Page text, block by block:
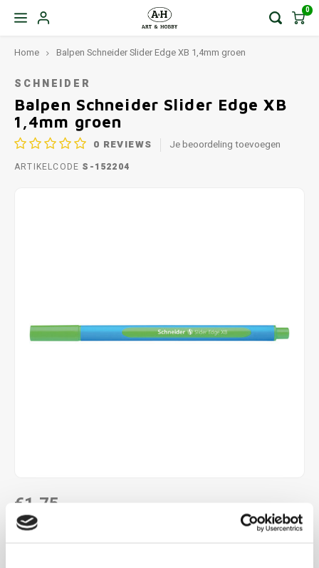
0
Home Balpen Schneider Slider Edge XB 1,4mm groen
SCHNEIDER
Balpen Schneider Slider Edge XB
1,4mm groen
0 REVIEWS Je beoordeling toevoegen
ARTIKELCODE S-152204
€1,75
DIRECT LEVERBAAR